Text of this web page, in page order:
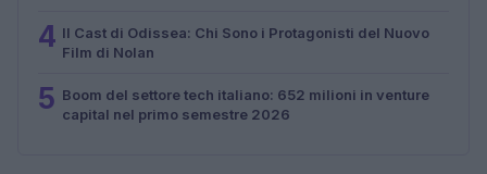
4 Il Cast di Odissea: Chi Sono i Protagonisti del Nuovo
Film di Nolan
5 Boom del settore tech italiano: 652 milioni in venture
capital nel primo semestre 2026